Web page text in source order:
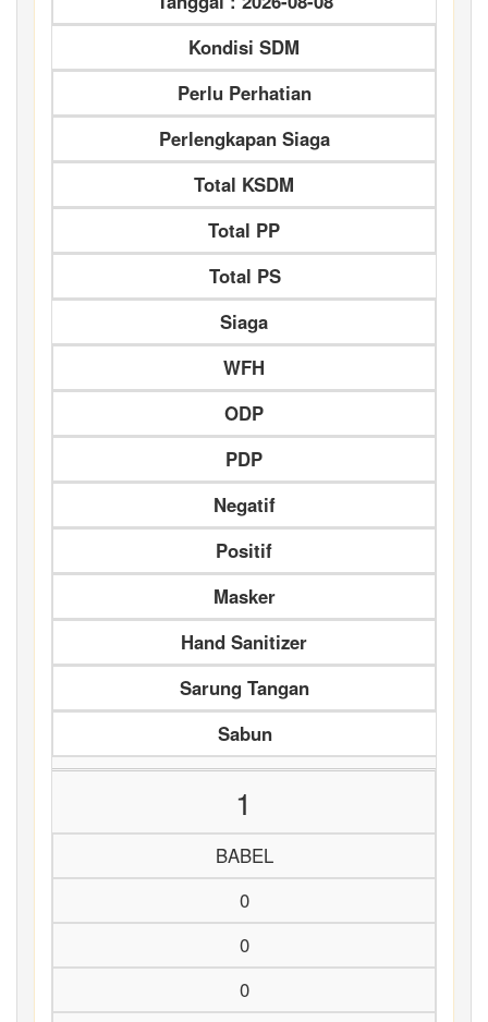
Kondisi SDM
Perlu Perhatian
Perlengkapan Siaga
Total KSDM
Total PP
Total PS
Siaga
WFH
ODP
PDP
Negatif
Positif
Masker
Hand Sanitizer
Sarung Tangan
Sabun
1
BABEL
0
0
0